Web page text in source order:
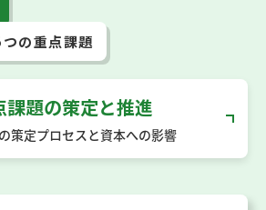
の重点課題
課題の策定と推進
策定プロセスと資本への影響